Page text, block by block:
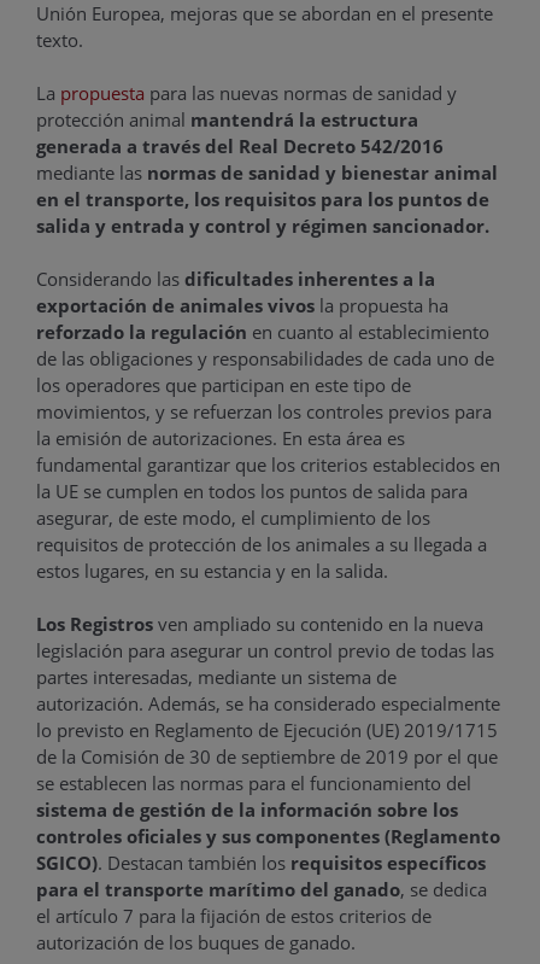
Unión Europea, mejoras que se abordan en el presente
texto.
La propuesta para las nuevas normas de sanidad y
protección animal mantendrá la estructura
generada a través del Real Decreto 542/2016
mediante las normas de sanidad y bienestar animal
en el transporte, los requisitos para los puntos de
salida y entrada y control y régimen sancionador.
Considerando las dificultades inherentes a la
exportación de animales vivos la propuesta ha
reforzado la regulación en cuanto al establecimiento
de las obligaciones y responsabilidades de cada uno de
los operadores que participan en este tipo de
movimientos, y se refuerzan los controles previos para
la emisión de autorizaciones. En esta área es
fundamental garantizar que los criterios establecidos en
la UE se cumplen en todos los puntos de salida para
asegurar, de este modo, el cumplimiento de los
requisitos de protección de los animales a su llegada a
estos lugares, en su estancia y en la salida.
Los Registros ven ampliado su contenido en la nueva
legislación para asegurar un control previo de todas las
partes interesadas, mediante un sistema de
autorización. Además, se ha considerado especialmente
lo previsto en Reglamento de Ejecución (UE) 2019/1715
de la Comisión de 30 de septiembre de 2019 por el que
se establecen las normas para el funcionamiento del
sistema de gestión de la información sobre los
controles oficiales y sus componentes (Reglamento
SGICO). Destacan también los requisitos específicos
para el transporte marítimo del ganado, se dedica
el artículo 7 para la fijación de estos criterios de
autorización de los buques de ganado.